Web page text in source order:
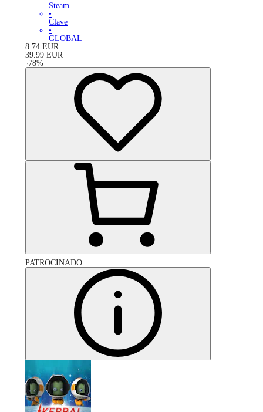
Steam
•
Clave
•
GLOBAL
8.74 EUR
39.99 EUR
-78%
PATROCINADO